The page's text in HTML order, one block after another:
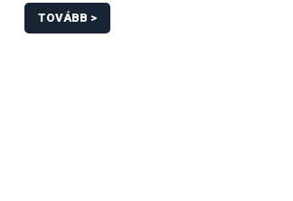
Balatonboglári és a Soproni borvidék után 2017-
ben a Neszmélyi, az Etyek-Budai és a Pécsi
TOVÁBB >